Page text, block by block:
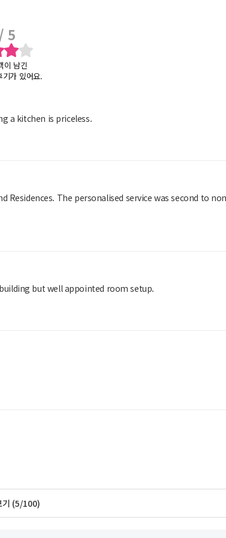
/ 5
이 남긴
기가 있어요.
a kitchen is priceless.
The personalised service was second to
but well appointed room setup.
기 (5/100)